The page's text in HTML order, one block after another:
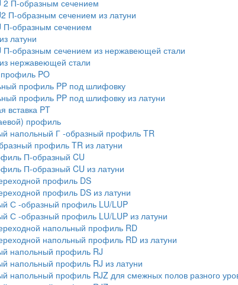
2 П-образным сечением
П-образным сечением из латуни
П-образным сечением
латуни
образным сечением из нержавеющей стали
нержавеющей стали
PO
профиль PP под шлифовку
профиль PP под шлифовку из латуни
вставка PT
профиль
напольный Г -образный профиль TR
профиль TR из латуни
П-образный CU
П-образный CU из латуни
профиль DS
профиль DS из латуни
С -образный профиль LU/LUP
С -образный профиль LU/LUP из латуни
напольный профиль RD
напольный профиль RD из латуни
напольный профиль RJ
напольный профиль RJ из латуни
напольный профиль RJZ для смежных полов разного